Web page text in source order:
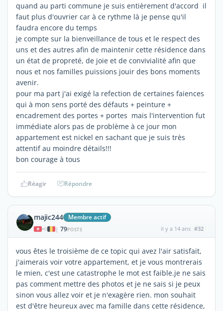
quand au parti commune je suis entièrement d'accord il
faut plus d'ouvrier car à ce rythme là je pense qu'il
faudra encore du temps
je compte sur la bienveillance de tous et le respect des
uns et des autres afin de maintenir cette résidence dans
un état de propreté, de joie et de convivialité afin que
nous et nos familles puissions jouir des bons moments
avenir.
pour ma part j'ai exigé la refection de certaines faiences
qui à mon sens porté des défauts + peinture +
encadrement des portes + portes mais l'intervention fut
immédiate alors pas de problème à ce jour mon
appartement est nickel en sachant que je suis très
attentif au moindre détails!!!
bon courage à tous
Réagir Répondre
majic244 Membre actif
| 79POSTS il y a 14 ans #32
vous êtes le troisième de ce topic qui avez l'air satisfait,
j'aimerais voir votre appartement, et je vous montrerais
le mien, c'est une catastrophe le mot est faible.je ne sais
pas comment mettre des photos et je ne sais si je peux
sinon vous allez voir et je n'exagère rien. mon souhait
est d'être heureux avec ma famille dans cette résidence,